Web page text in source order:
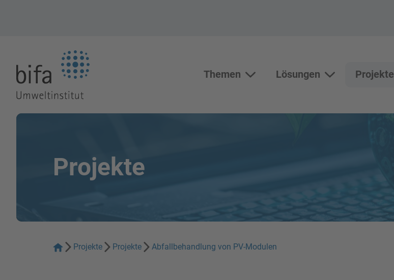
Themen
Themen Lösungen
Lösungen Projekte
Projekte
Projekte Projekte Abfallbehandlung von PV-Modulen